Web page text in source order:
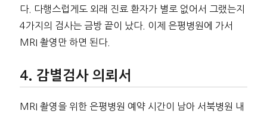
다. 다행스럽게도 외래 진료 환자가 별로 없어서 그랬는지
4가지의 검사는 금방 끝이 났다. 이제 은평병원에 가서
MRI 촬영만 하면 된다.
감별검사 의뢰서
MRI 촬영을 위한 은평병원 예약 시간이 남아 서북병원 내